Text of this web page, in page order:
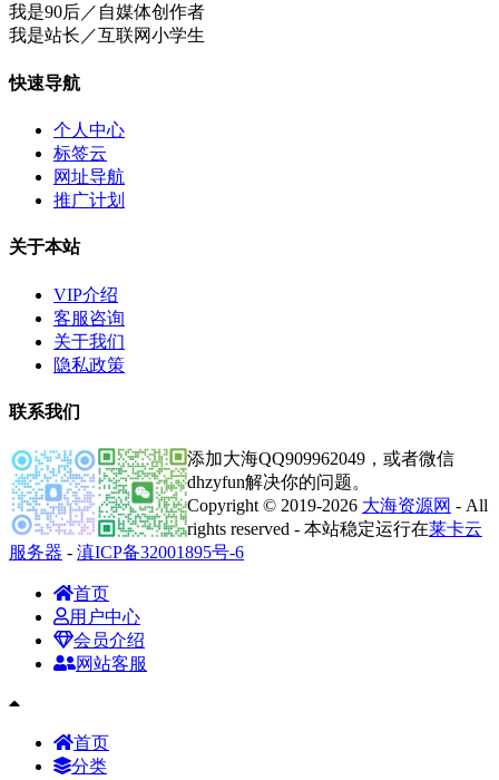
我是90后／自媒体创作者
我是站长／互联网小学生
快速导航
个人中心
标签云
网址导航
推广计划
关于本站
VIP介绍
客服咨询
关于我们
隐私政策
联系我们
添加大海QQ909962049，或者微信
dhzyfun解决你的问题。
Copyright © 2019-2026 大海资源网 - All
rights reserved - 本站稳定运行在莱卡云
服务器 - 滇ICP备32001895号-6
首页
用户中心
会员介绍
网站客服
首页
分类